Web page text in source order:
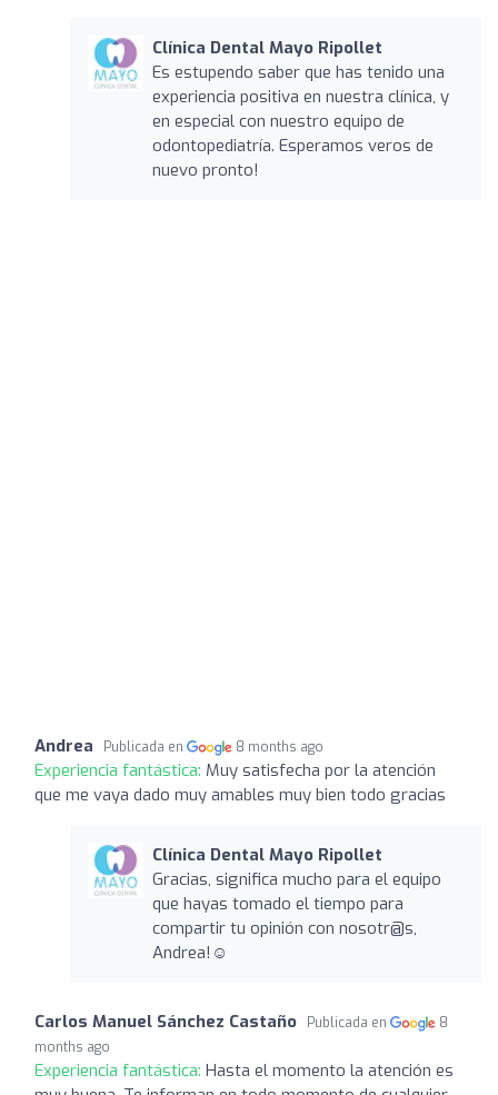
Clínica Dental Mayo Ripollet
Es estupendo saber que has tenido una
experiencia positiva en nuestra clínica, y
en especial con nuestro equipo de
odontopediatría. Esperamos veros de
nuevo pronto!
Andrea Publicada en 8 months ago
Experiencia fantástica: Muy satisfecha por la atención
que me vaya dado muy amables muy bien todo gracias
Clínica Dental Mayo Ripollet
Gracias, significa mucho para el equipo
que hayas tomado el tiempo para
compartir tu opinión con nosotr@s,
Andrea!☺️
Carlos Manuel Sánchez Castaño Publicada en
8
months ago
Experiencia fantástica: Hasta el momento la atención es